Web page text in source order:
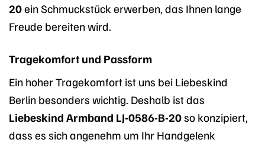
20ein Schmuckstück erwerben, das Ihnen lange
Freude bereiten wird.
Tragekomfort und Passform
Ein hoher Tragekomfort ist uns bei Liebeskind
Berlin besonders wichtig. Deshalb ist das
Liebeskind Armband LJ-0586-B-20so konzipiert,
dass es sich angenehm um Ihr Handgelenk